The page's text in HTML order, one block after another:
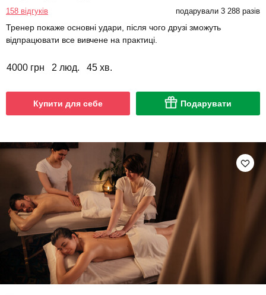
158 відгуків подарували 3 288 разів
Тренер покаже основні удари, після чого друзі зможуть
відпрацювати все вивчене на практиці.
4000 грн 2 люд. 45 хв.
Купити для себе Подарувати